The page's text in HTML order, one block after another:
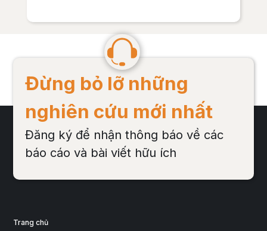
Đừng bỏ lỡ những
nghiên cứu mới nhất
Đăng ký để nhận thông báo về các
báo cáo và bài viết hữu ích
Trang chủ